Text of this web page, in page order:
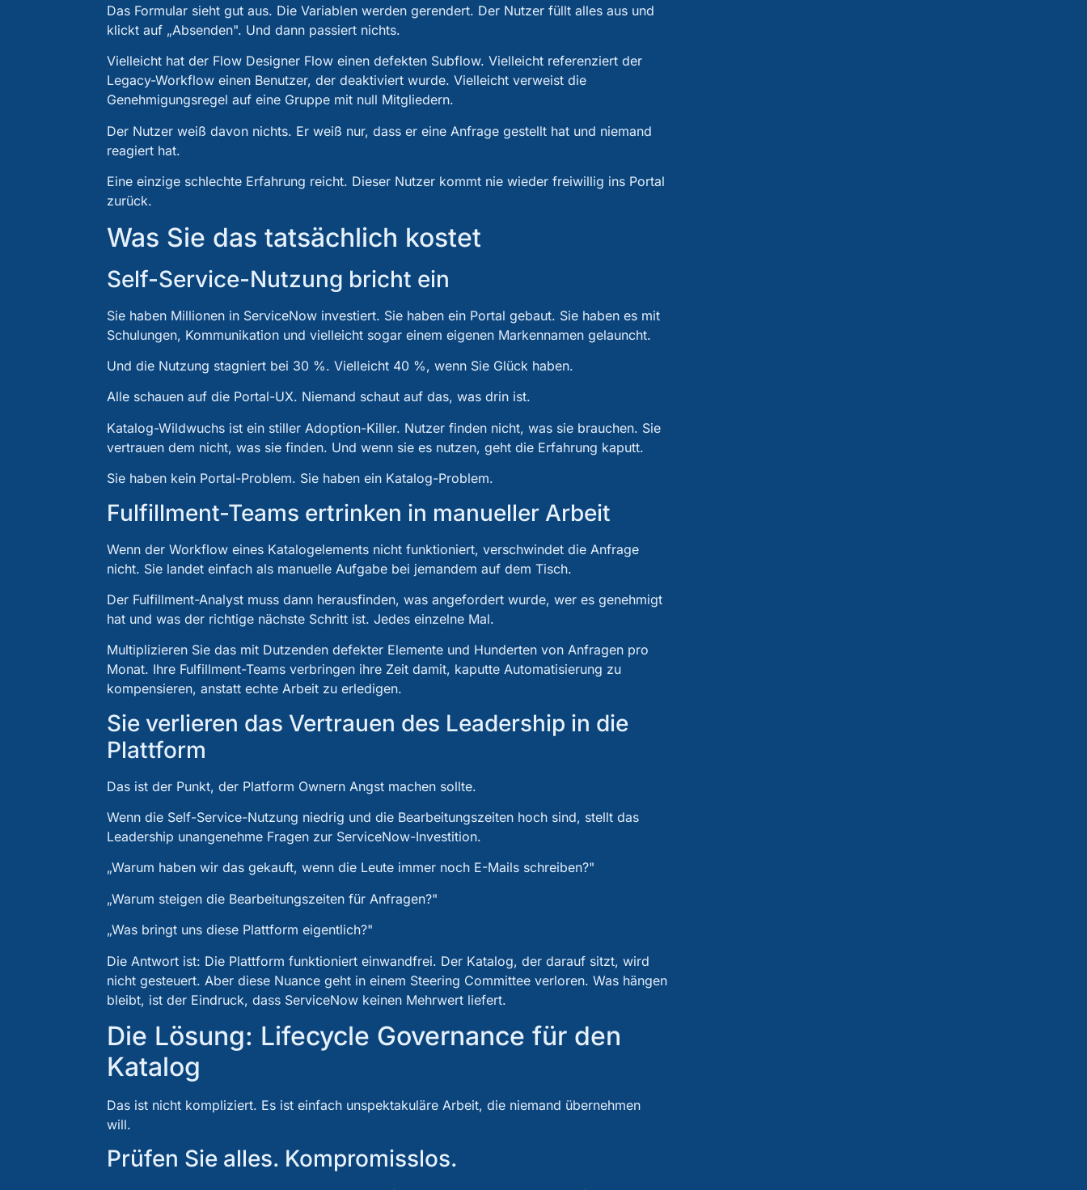
Das Formular sieht gut aus. Die Variablen werden gerendert. Der Nutzer füllt alles aus und
klickt auf „Absenden". Und dann passiert nichts.
Vielleicht hat der Flow Designer Flow einen defekten Subflow. Vielleicht referenziert der
Legacy-Workflow einen Benutzer, der deaktiviert wurde. Vielleicht verweist die
Genehmigungsregel auf eine Gruppe mit null Mitgliedern.
Der Nutzer weiß davon nichts. Er weiß nur, dass er eine Anfrage gestellt hat und niemand
reagiert hat.
Eine einzige schlechte Erfahrung reicht. Dieser Nutzer kommt nie wieder freiwillig ins Portal
zurück.
Was Sie das tatsächlich kostet
Self-Service-Nutzung bricht ein
Sie haben Millionen in ServiceNow investiert. Sie haben ein Portal gebaut. Sie haben es mit
Schulungen, Kommunikation und vielleicht sogar einem eigenen Markennamen gelauncht.
Und die Nutzung stagniert bei 30 %. Vielleicht 40 %, wenn Sie Glück haben.
Alle schauen auf die Portal-UX. Niemand schaut auf das, was drin ist.
Katalog-Wildwuchs ist ein stiller Adoption-Killer. Nutzer finden nicht, was sie brauchen. Sie
vertrauen dem nicht, was sie finden. Und wenn sie es nutzen, geht die Erfahrung kaputt.
Sie haben kein Portal-Problem. Sie haben ein Katalog-Problem.
Fulfillment-Teams ertrinken in manueller Arbeit
Wenn der Workflow eines Katalogelements nicht funktioniert, verschwindet die Anfrage
nicht. Sie landet einfach als manuelle Aufgabe bei jemandem auf dem Tisch.
Der Fulfillment-Analyst muss dann herausfinden, was angefordert wurde, wer es genehmigt
hat und was der richtige nächste Schritt ist. Jedes einzelne Mal.
Multiplizieren Sie das mit Dutzenden defekter Elemente und Hunderten von Anfragen pro
Monat. Ihre Fulfillment-Teams verbringen ihre Zeit damit, kaputte Automatisierung zu
kompensieren, anstatt echte Arbeit zu erledigen.
Sie verlieren das Vertrauen des Leadership in die
Plattform
Das ist der Punkt, der Platform Ownern Angst machen sollte.
Wenn die Self-Service-Nutzung niedrig und die Bearbeitungszeiten hoch sind, stellt das
Leadership unangenehme Fragen zur ServiceNow-Investition.
„Warum haben wir das gekauft, wenn die Leute immer noch E-Mails schreiben?"
„Warum steigen die Bearbeitungszeiten für Anfragen?"
„Was bringt uns diese Plattform eigentlich?"
Die Antwort ist: Die Plattform funktioniert einwandfrei. Der Katalog, der darauf sitzt, wird
nicht gesteuert. Aber diese Nuance geht in einem Steering Committee verloren. Was hängen
bleibt, ist der Eindruck, dass ServiceNow keinen Mehrwert liefert.
Die Lösung: Lifecycle Governance für den
Katalog
Das ist nicht kompliziert. Es ist einfach unspektakuläre Arbeit, die niemand übernehmen
will.
Prüfen Sie alles. Kompromisslos.